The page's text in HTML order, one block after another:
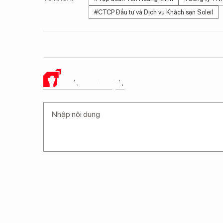
#CTCP Đầu tư và Dịch vụ Khách sạn Soleil
Ý KIẾN CỦA BẠN